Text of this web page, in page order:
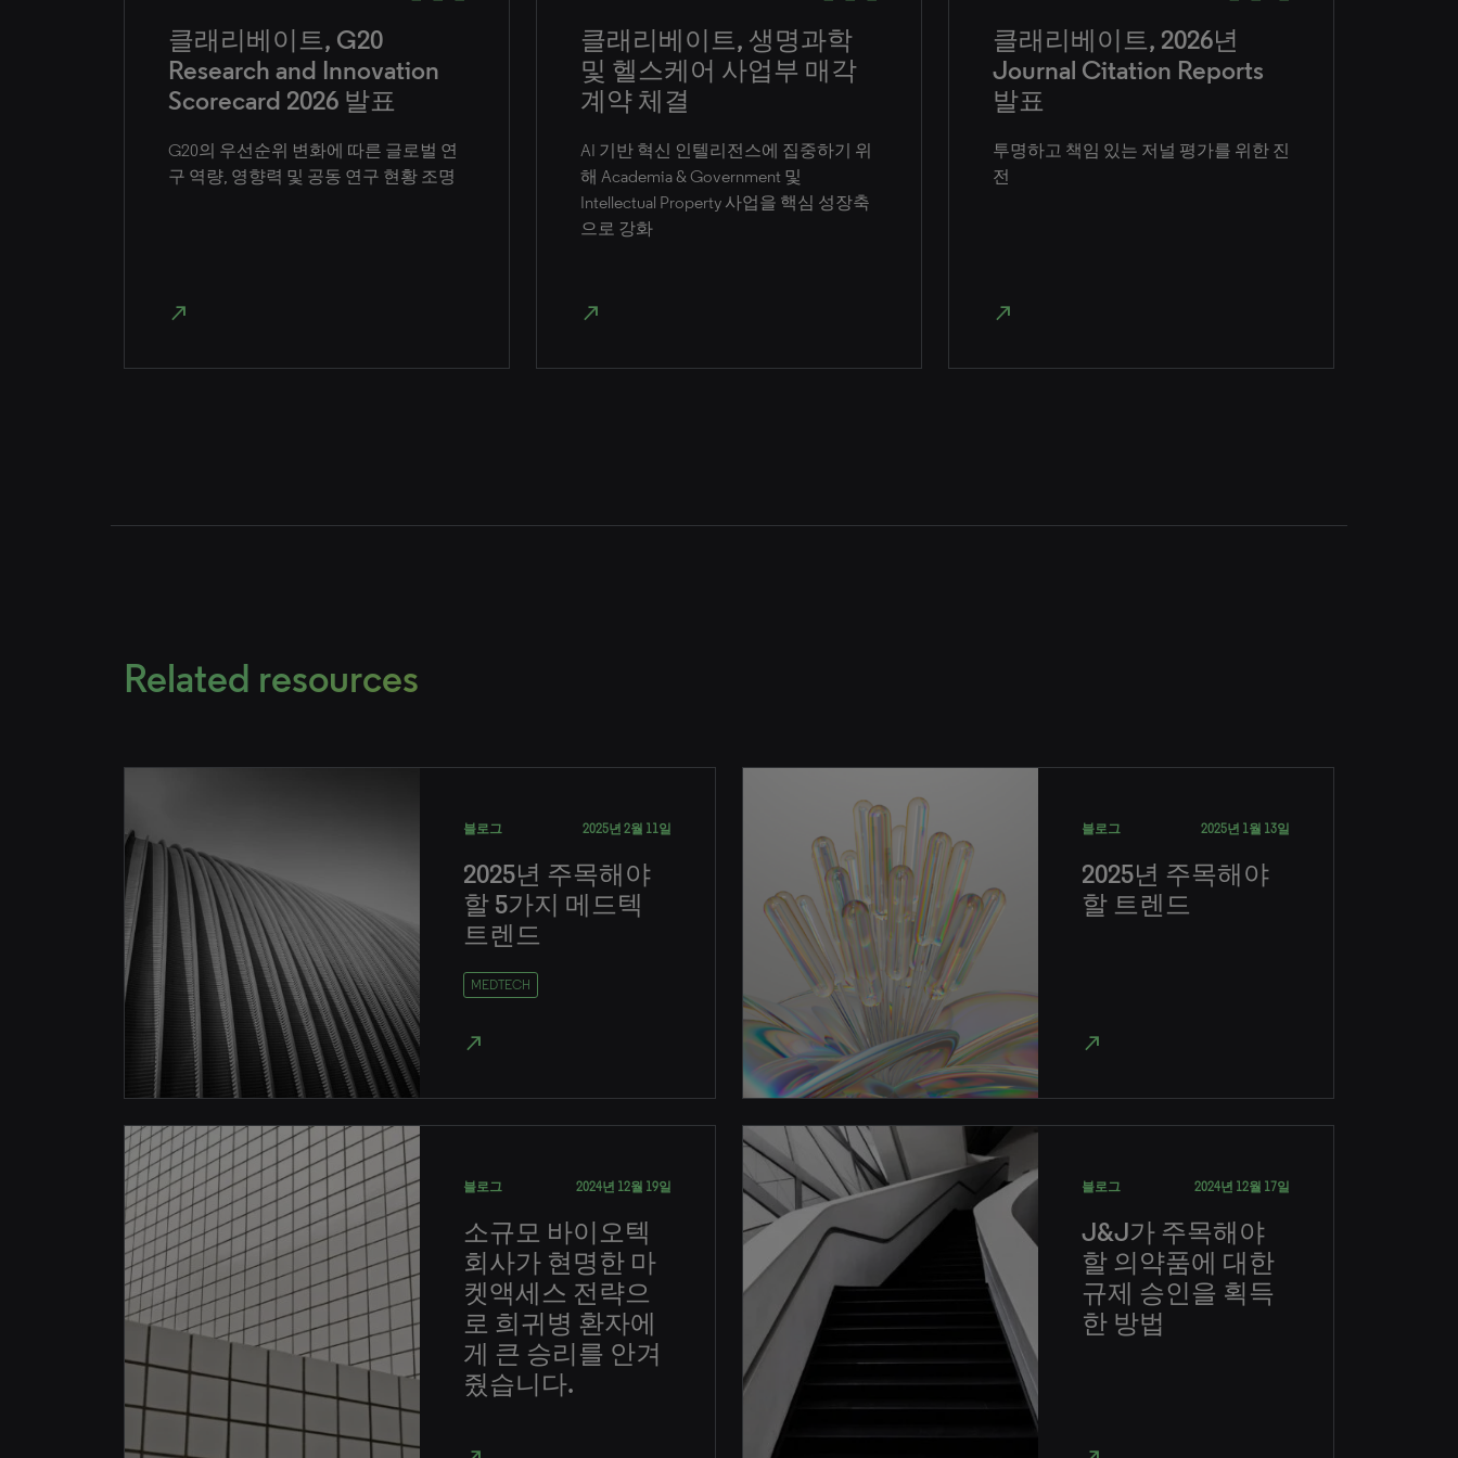
클래리베이트, G20
Research and Innovation
Scorecard 2026 발표
G20의 우선순위 변화에 따른 글로벌 연
구 역량, 영향력 및 공동 연구 현황 조명
north_east
클래리베이트, 생명과학
및 헬스케어 사업부 매각
계약 체결
AI 기반 혁신 인텔리전스에 집중하기 위
해 Academia & Government 및
Intellectual Property 사업을 핵심 성장축
으로 강화
north_east
클래리베이트, 2026년
Journal Citation Reports
발표
투명하고 책임 있는 저널 평가를 위한 진
전
north_east
Related resources
블로그 2025년 2월 11일
2025년 주목해야
할 5가지 메드텍
트렌드
MEDTECH
north_east
블로그 2025년 1월 13일
2025년 주목해야
할 트렌드
north_east
블로그 2024년 12월 19일
소규모 바이오텍
회사가 현명한 마
켓액세스 전략으
로 희귀병 환자에
게 큰 승리를 안겨
줬습니다.
블로그 2024년 12월 17일
J&J가 주목해야
할 의약품에 대한
규제 승인을 획득
한 방법